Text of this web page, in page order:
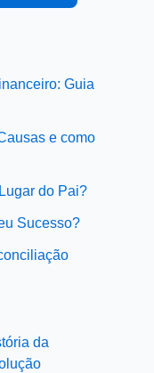
Guia
e como
do Pai?
Sucesso?
da